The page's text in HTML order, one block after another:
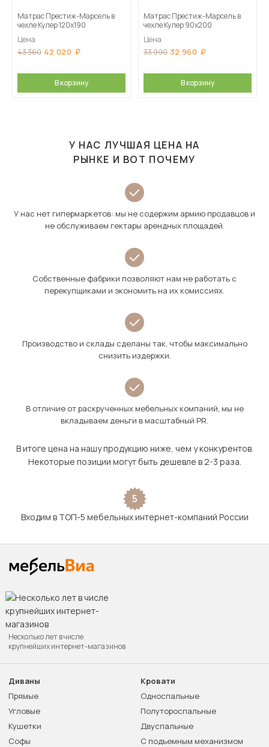
Матрас Престиж-Марсель в
чехле Кулер 120х190
Цена
43 360 42 020
В корзину
Матрас Престиж-Марсель в
чехле Кулер 90х200
Цена
33 990 32 960
В корзину
У НАС ЛУЧШАЯ ЦЕНА НА
РЫНКЕ И ВОТ ПОЧЕМУ
У нас нет гипермаркетов: мы не содержим армию продавцов и
не обслуживаем гектары арендных площадей.
Собственные фабрики позволяют нам не работать с
перекупщиками и экономить на их комиссиях.
Производство и склады сделаны так, чтобы максимально
снизить издержки.
В отличие от раскрученных мебельных компаний, мы не
вкладываем деньги в масштабный PR.
В итоге цена на нашу продукцию ниже, чем у конкурентов.
Некоторые позиции могут быть дешевле в 2-3 раза.
5
Входим в ТОП-5 мебельных интернет-компаний России
Несколько лет в числе
крупнейших интернет-магазинов
Диваны
Прямые
Угловые
Кушетки
Софы
Кровати
Односпальные
Полутороспальные
Двуспальные
С подъемным механизмом